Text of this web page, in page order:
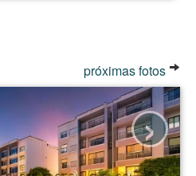
próximas fotos
›